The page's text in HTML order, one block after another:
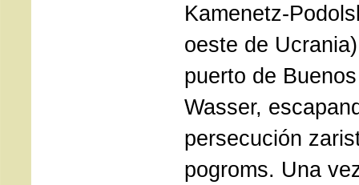
Kamenetz-
oeste de
puerto de
Wasser,
persecución
pogroms. Una